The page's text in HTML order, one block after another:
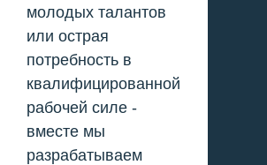
молодых талантов
или острая
потребность в
квалифицированной
рабочей силе -
вместе мы
разрабатываем